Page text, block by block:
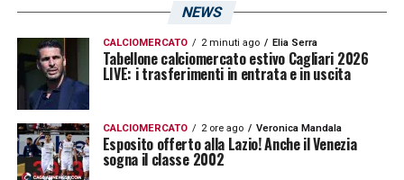
NEWS
CALCIOMERCATO 2 minuti ago Elia Serra
Tabellone calciomercato estivo Cagliari 2026
LIVE: i trasferimenti in entrata e in uscita
CALCIOMERCATO 2 ore ago Veronica Mandala
Esposito offerto alla Lazio! Anche il Venezia
sogna il classe 2002